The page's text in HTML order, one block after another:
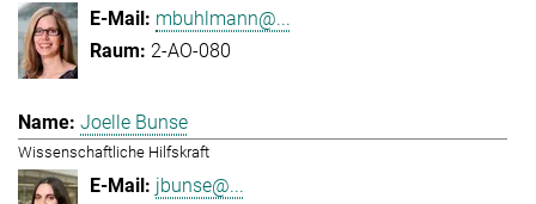
mbuhlmann@...
2-AO-080
Joelle Bunse
Wissenschaftliche Hilfskraft
jbunse@...